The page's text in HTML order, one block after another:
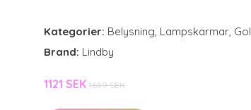
Kategorier: Belysning, Lampskärmar,
Brand: Lindby
1121 SEK 1689 SEK